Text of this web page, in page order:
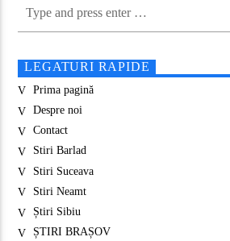
LEGATURI RAPIDE
Prima pagină
Despre noi
Contact
Stiri Barlad
Stiri Suceava
Stiri Neamt
Știri Sibiu
ȘTIRI BRAȘOV